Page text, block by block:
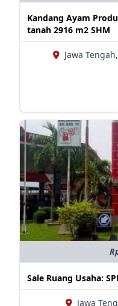
Kandang Ayam
tanah 2916 m2 SHM
Jawa Tengah,
Sale Ruang Usaha:
Jawa